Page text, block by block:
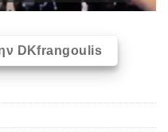
DKfrangoulis